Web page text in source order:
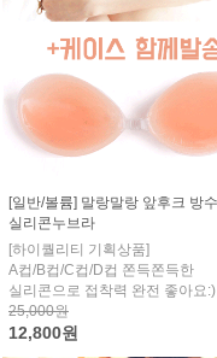
[일반/볼륨] 말랑말랑 앞후크 방수
실리콘누브라
[하이퀄리티 기획상품]
A컵/B컵/C컵/D컵 쫀득쫀득한
실리콘으로 접착력 완전 좋아요:)
25,000원
12,800원